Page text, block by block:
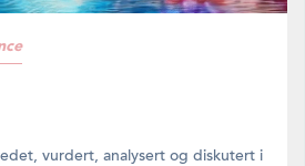
vurdert, analysert og diskutert i